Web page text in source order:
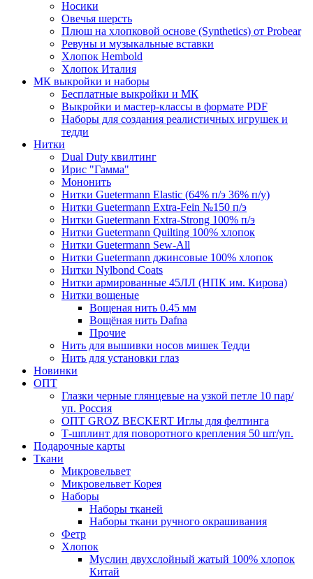
Носики
Овечья шерсть
Плюш на хлопковой основе (Synthetics) от Probear
Ревуны и музыкальные вставки
Хлопок Hembold
Хлопок Италия
МК выкройки и наборы
Бесплатные выкройки и МК
Выкройки и мастер-классы в формате PDF
Наборы для создания реалистичных игрушек и
тедди
Нитки
Dual Duty квилтинг
Ирис "Гамма"
Мононить
Нитки Guetermann Elastic (64% п/э 36% п/у)
Нитки Guetermann Extra-Fein №150 п/э
Нитки Guetermann Extra-Strong 100% п/э
Нитки Guetermann Quilting 100% хлопок
Нитки Guetermann Sew-All
Нитки Guetermann джинсовые 100% хлопок
Нитки Nylbond Coats
Нитки армированные 45ЛЛ (НПК им. Кирова)
Нитки вощеные
Вощеная нить 0.45 мм
Вощёная нить Dafna
Прочие
Нить для вышивки носов мишек Тедди
Нить для установки глаз
Новинки
ОПТ
Глазки черные глянцевые на узкой петле 10 пар/
уп. Россия
ОПТ GROZ BECKERT Иглы для фелтинга
Т-шплинт для поворотного крепления 50 шт/уп.
Подарочные карты
Ткани
Микровельвет
Микровельвет Корея
Наборы
Наборы тканей
Наборы ткани ручного окрашивания
Фетр
Хлопок
Муслин двухслойный жатый 100% хлопок
Китай